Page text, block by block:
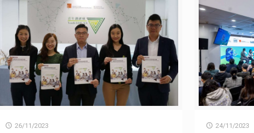
26/11/2023 24/11/2023